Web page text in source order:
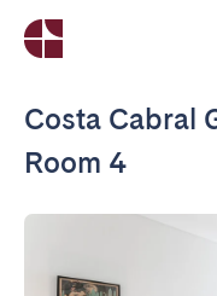
Costa Cabral
Room 4